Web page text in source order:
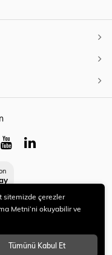
saklıdır.
sitemizde çerezler
Metni’ni okuyabilir ve
Tümünü Kabul Et